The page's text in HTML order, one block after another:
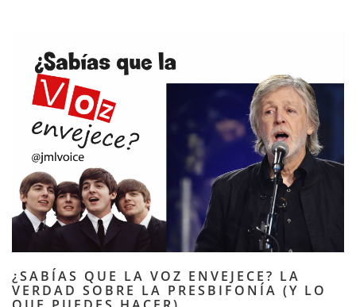
¿SABÍAS QUE LA VOZ ENVEJECE? LA
VERDAD SOBRE LA PRESBIFONÍA (Y LO